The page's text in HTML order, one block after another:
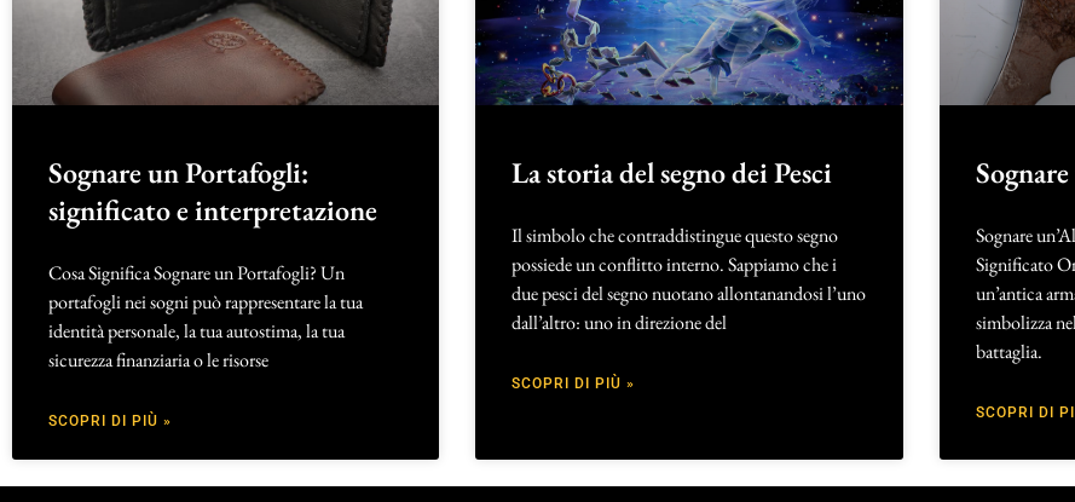
Sognare un Portafogli:
significato e interpretazione
Cosa Significa Sognare un Portafogli? Un
portafogli nei sogni può rappresentare la tua
identità personale, la tua autostima, la tua
sicurezza finanziaria o le risorse
SCOPRI DI PIÙ »
La storia del segno dei Pesci
Il simbolo che contraddistingue questo segno
possiede un conflitto interno. Sappiamo che i
due pesci del segno nuotano allontanandosi l’uno
dall’altro: uno in direzione del
SCOPRI DI PIÙ »
Sognare
Significato
un’antica
simbolizza
battaglia.
SCOPRI DI